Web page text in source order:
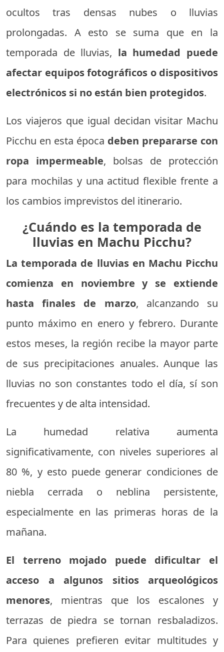
ocultos tras densas nubes o lluvias
prolongadas. A esto se suma que en la
temporada de lluvias, la humedad puede
afectar equipos fotográficos o dispositivos
electrónicos si no están bien protegidos.
Los viajeros que igual decidan visitar Machu
Picchu en esta época deben prepararse con
ropa impermeable, bolsas de protección
para mochilas y una actitud flexible frente a
los cambios imprevistos del itinerario.
¿Cuándo es la temporada de
lluvias en Machu Picchu?
La temporada de lluvias en Machu Picchu
comienza en noviembre y se extiende
hasta finales de marzo, alcanzando su
punto máximo en enero y febrero. Durante
estos meses, la región recibe la mayor parte
de sus precipitaciones anuales. Aunque las
lluvias no son constantes todo el día, sí son
frecuentes y de alta intensidad.
La humedad relativa aumenta
significativamente, con niveles superiores al
80 %, y esto puede generar condiciones de
niebla cerrada o neblina persistente,
especialmente en las primeras horas de la
mañana.
El terreno mojado puede dificultar el
acceso a algunos sitios arqueológicos
menores, mientras que los escalones y
terrazas de piedra se tornan resbaladizos.
Para quienes prefieren evitar multitudes y